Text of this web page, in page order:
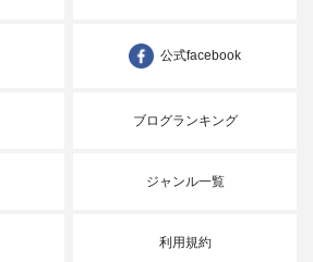
公式facebook
ブログランキング
ジャンル一覧
利用規約